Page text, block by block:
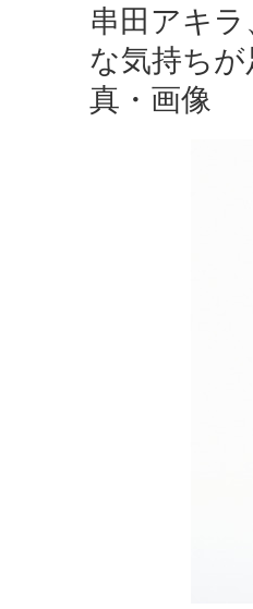
串田アキ
な気持ち
真・画像